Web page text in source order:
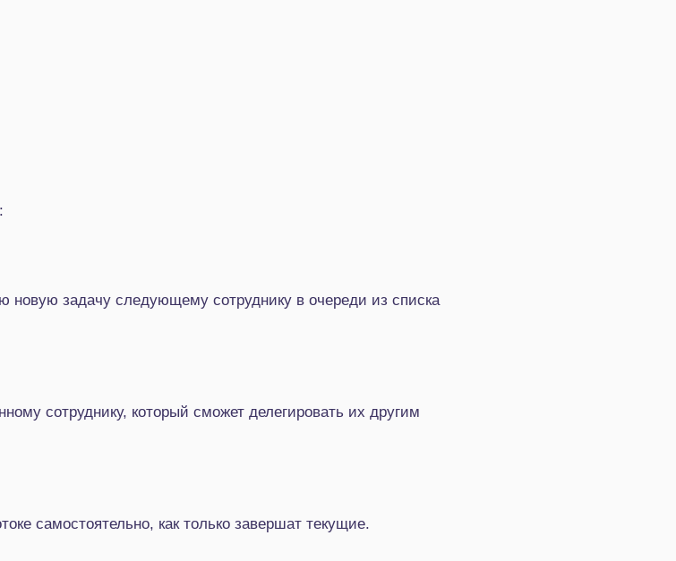
новую задачу следующему сотруднику в очереди из списка
сотруднику, который сможет делегировать их другим
самостоятельно, как только завершат текущие.